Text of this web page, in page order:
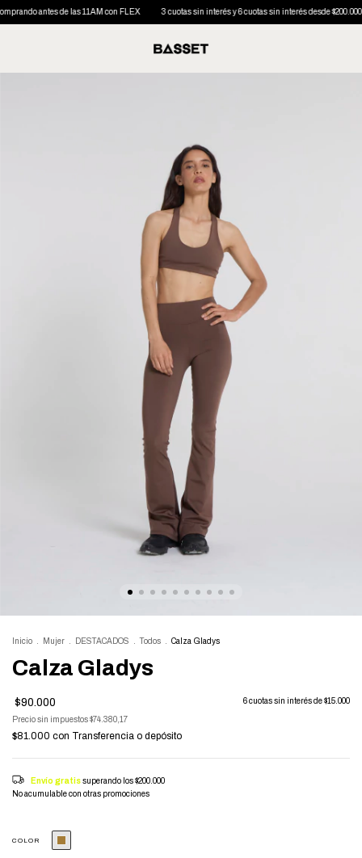
antes de las 11AM con FLEX 3 cuotas sin interés y 6 cuotas sin interés desde $200.000 |
Inicio Mujer DESTACADOS Todos Calza Gladys
Calza Gladys
$90.000 6cuotas sin interés de$15.000
Precio sin impuestos$74.380,17
$81.000 con Transferencia o depósito
Envío gratissuperando los$200.000
No acumulable con otras promociones
COLOR